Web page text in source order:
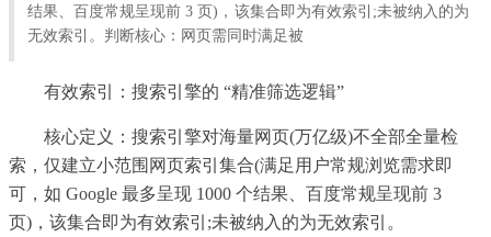
结果、百度常规呈现前 3 页)，该集合即为有效索引;未被纳入的为
无效索引。判断核心：网页需同时满足被
有效索引：搜索引擎的 “精准筛选逻辑”
核心定义：搜索引擎对海量网页(万亿级)不全部全量检
索，仅建立小范围网页索引集合(满足用户常规浏览需求即
可，如 Google 最多呈现 1000 个结果、百度常规呈现前 3
页)，该集合即为有效索引;未被纳入的为无效索引。